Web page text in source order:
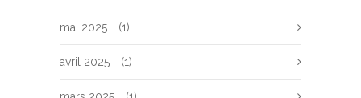
mai 2025 (1)
avril 2025 (1)